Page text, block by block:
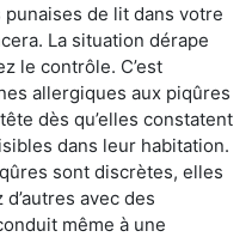
de lit dans votre
La situation dérape
le contrôle. C’est
allergiques aux piqûres
dès qu’elles constatent
dans leur habitation.
sont discrètes, elles
avec des
même à une